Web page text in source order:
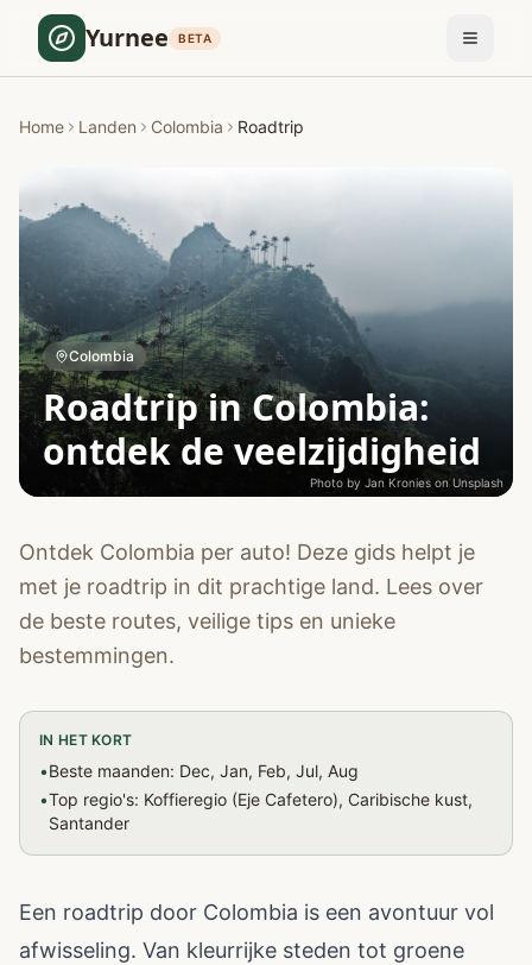
Yurnee BETA
Home Landen Colombia Roadtrip
Colombia
Roadtrip in Colombia:
ontdek de veelzijdigheid
Photo by Jan Kronies on Unsplash
Ontdek Colombia per auto! Deze gids helpt je
met je roadtrip in dit prachtige land. Lees over
de beste routes, veilige tips en unieke
bestemmingen.
IN HET KORT
•Beste maanden: Dec, Jan, Feb, Jul, Aug
•Top regio's: Koffieregio (Eje Cafetero), Caribische kust,
Santander
Een roadtrip door Colombia is een avontuur vol
afwisseling. Van kleurrijke steden tot groene